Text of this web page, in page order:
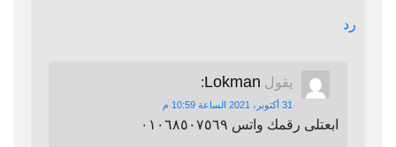
رد
يقول Lokman
:
31 أكتوبر، 2021 الساعة 10:59 م
ابعتلى رقمك واتس ٠١٠٦٨٥٠٧٥٦٩